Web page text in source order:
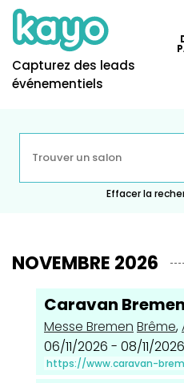
Capturez des leads
événementiels
Effacer la
NOVEMBRE 2026
Caravan Bremen
Messe Bremen Brême,
06/11/2026 - 08/11/2026
https://www.caravan-